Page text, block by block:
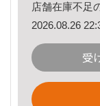
店舗在庫不足
2026.08.26
受